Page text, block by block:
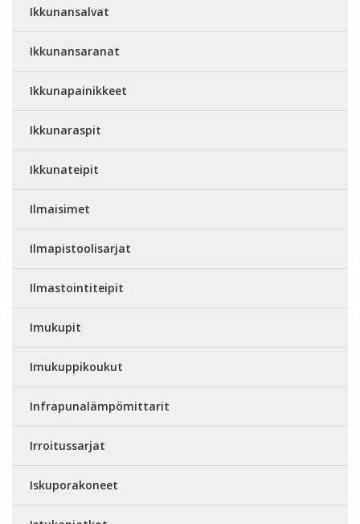
Ikkunansalvat
Ikkunansaranat
Ikkunapainikkeet
Ikkunaraspit
Ikkunateipit
Ilmaisimet
Ilmapistoolisarjat
Ilmastointiteipit
Imukupit
Imukuppikoukut
Infrapunalämpömittarit
Irroitussarjat
Iskuporakoneet